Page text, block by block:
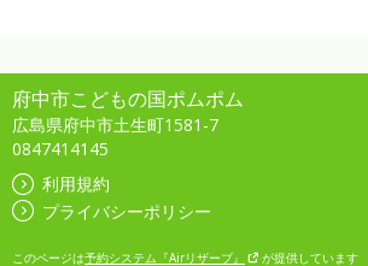
府中市こどもの国ポムポム
広島県府中市土生町1581-7
0847414145
利用規約
プライバシーポリシー
このページは予約システム『Airリザーブ』 が提供しています